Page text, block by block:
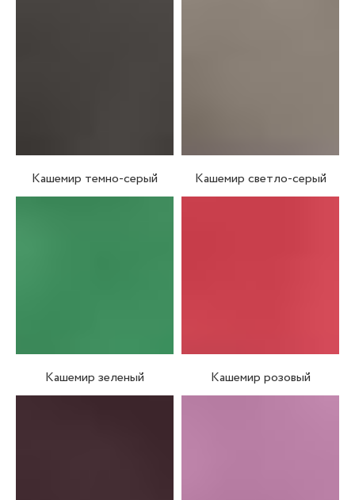
Кашемир темно-серый Кашемир светло-серый
Кашемир зеленый Кашемир розовый